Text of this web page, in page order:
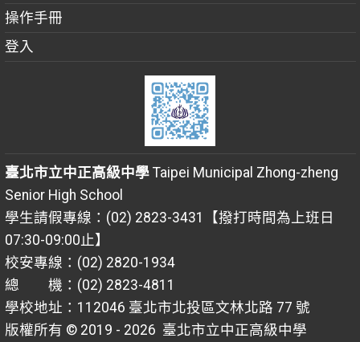
操作手冊
登入
臺北市立中正高級中學Taipei Municipal Zhong-zheng
Senior High School
學生請假專線：(02) 2823-3431【撥打時間為上班日
07:30-09:00止】
校安專線：(02) 2820-1934
總 機：(02) 2823-4811
學校地址：112046 臺北市北投區文林北路 77 號
版權所有 © 2019 - 2026 臺北市立中正高級中學